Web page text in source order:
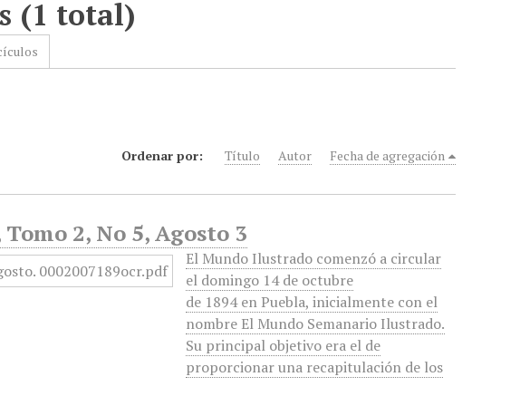
(1 total)
Ordenar por: Título Autor Fecha de agregación
2, No 5, Agosto 3
El Mundo Ilustrado comenzó a circular
el domingo 14 de octubre
de 1894 en Puebla, inicialmente con el
nombre El Mundo Semanario Ilustrado.
Su principal objetivo era el de
proporcionar una recapitulación de los